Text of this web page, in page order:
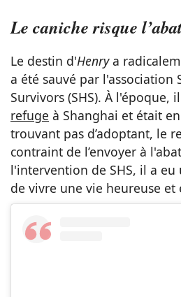
Le caniche risque
Le destin d'Henrya
a été sauvé par l'association
Survivors (SHS). À l'époque,
refuge à Shanghai et était
trouvant pas d’adoptant, le
contraint de l’envoyer à
l'intervention de SHS, il a eu
de vivre une vie heureuse et